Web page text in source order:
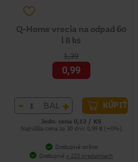
Q-Home vrecia na odpad 60
l 8 ks
1,39
0,99
- BAL + KÚPIŤ
Jedn. cena 0,12 / KS
Najnižšia cena za 30 dní: 0,99 € (+0%)
Dostupné online
Dostupné v 223 predajniach